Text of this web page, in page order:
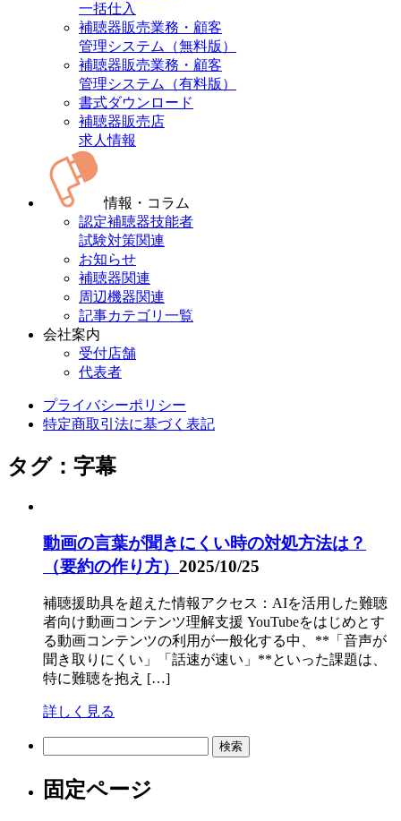
一括仕入
補聴器販売業務・顧客
管理システム（無料版）
補聴器販売業務・顧客
管理システム（有料版）
書式ダウンロード
補聴器販売店
求人情報
情報・コラム
認定補聴器技能者
試験対策関連
お知らせ
補聴器関連
周辺機器関連
記事カテゴリ一覧
会社案内
受付店舗
代表者
プライバシーポリシー
特定商取引法に基づく表記
タグ：字幕
動画の言葉が聞きにくい時の対処方法は？
（要約の作り方） 2025/10/25
補聴援助具を超えた情報アクセス：AIを活用した難聴
者向け動画コンテンツ理解支援 YouTubeをはじめとす
る動画コンテンツの利用が一般化する中、**「音声が
聞き取りにくい」「話速が速い」**といった課題は、
特に難聴を抱え […]
詳しく見る
固定ページ